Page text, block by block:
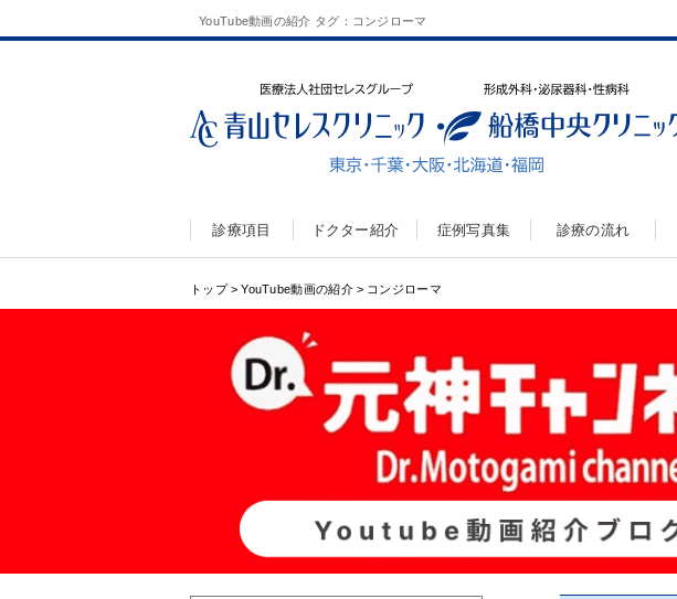
YouTube動画の紹介 タグ：コンジローマ
診療項目 ドクター紹介 症例写真集 診療の流れ
トップ > YouTube動画の紹介 > コンジローマ